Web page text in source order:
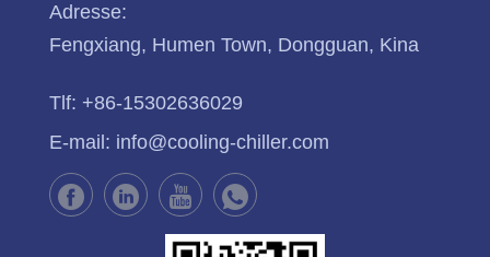
Adresse:
Fengxiang, Humen Town, Dongguan, Kina
Tlf: +86-15302636029
E-mail: info@cooling-chiller.com